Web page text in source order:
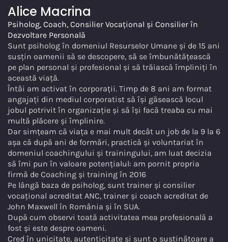
Alice Macrina
Psiholog, Coach, Consilier Vocațional și Consilier în
Dezvoltare Personală
Sunt psiholog în domeniul Resurselor Umane și de 15 ani
susțin oamenii să se descopere, să se îmbunătățească
pe plan personal și profesional și să trăiască împliniți în
această viață.
Întâi am activat în corporații. Timp de 8 ani am format
angajați din mediul corporatist să își găsească locul
jobul potrivit în organizație și să își facă treaba cu mai
multă plăcere și împlinire.
Dar simțeam că viața e mai mult decât un job de la 9 la 6
așa că după ani de formări, practică și voluntariat în
domeniul coachingului și trainingului, am luat decizia
să îmi pun în valoare potențialul: am pornit propria
firmă de Coaching și training în 2016
Pe lângă baza de psiholog, sunt trainer și consilier
vocațional acreditat ANC, trainer și coach acreditat de
John Maxwell în România și în SUA.
După cum observi toată activitatea mea profesională a
fost și este despre oameni.
Cred în unicitate, autenticitate și sunt o susținătoare a